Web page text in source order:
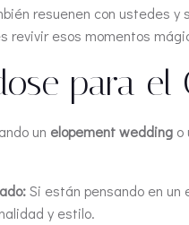
resuenen con ustedes
revivir esos momentos
para el
un elopement wedding o
Si están pensando en
y estilo.